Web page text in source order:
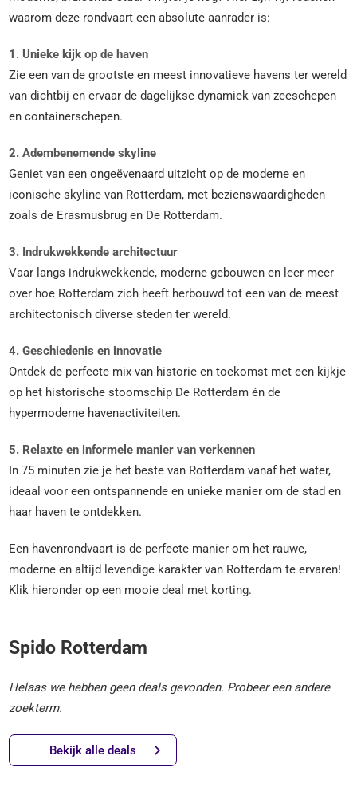
waarom deze rondvaart een absolute aanrader is:
1. Unieke kijk op de haven
Zie een van de grootste en meest innovatieve havens ter wereld
van dichtbij en ervaar de dagelijkse dynamiek van zeeschepen
en containerschepen.
2. Adembenemende skyline
Geniet van een ongeëvenaard uitzicht op de moderne en
iconische skyline van Rotterdam, met bezienswaardigheden
zoals de Erasmusbrug en De Rotterdam.
3. Indrukwekkende architectuur
Vaar langs indrukwekkende, moderne gebouwen en leer meer
over hoe Rotterdam zich heeft herbouwd tot een van de meest
architectonisch diverse steden ter wereld.
4. Geschiedenis en innovatie
Ontdek de perfecte mix van historie en toekomst met een kijkje
op het historische stoomschip De Rotterdam én de
hypermoderne havenactiviteiten.
5. Relaxte en informele manier van verkennen
In 75 minuten zie je het beste van Rotterdam vanaf het water,
ideaal voor een ontspannende en unieke manier om de stad en
haar haven te ontdekken.
Een havenrondvaart is de perfecte manier om het rauwe,
moderne en altijd levendige karakter van Rotterdam te ervaren!
Klik hieronder op een mooie deal met korting.
Spido Rotterdam
Helaas we hebben geen deals gevonden. Probeer een andere
zoekterm.
Bekijk alle deals